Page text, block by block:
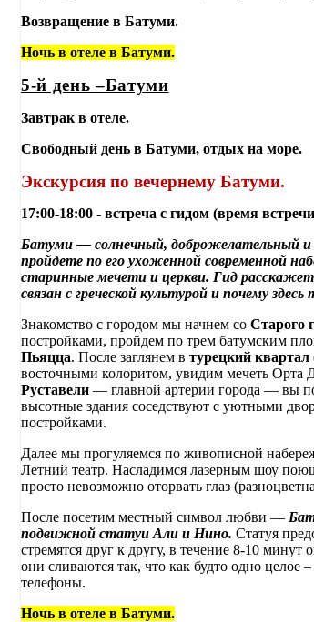
Возвращение в Батуми.
Ночь в отеле в Батуми.
5-й день –Батуми
Завтрак в отеле.
Свободный день в Батуми, отдых на море.
Экскурсия по вечернему Батуми.
17:00-18:00 - встреча с гидом (время
Батуми — солнечный, доброжелательный и
пройдете по его ухоженной современной
старинные мечети и церкви. Гид
связан с греческой культурой и почему
Знакомство с городом мы начнем со Старого
постройками, пройдем по трем батумским
Пьяцца. После заглянем в турецкий квартал
восточными колоритом, увидим мечеть Орта
Руставели — главной артерии города — вы
высотные здания соседствуют с уютными
постройками.
Далее мы прогуляемся по живописной
Летний театр. Насладимся лазерным шоу
просто невозможно оторвать глаз
После посетим местный символ любви —
подвижной статуи Али и Нино. Статуя
стремятся друг к другу, в течение 8-10
они сливаются так, что как будто одно целое
телефоны.
Ночь в отеле в Батуми.